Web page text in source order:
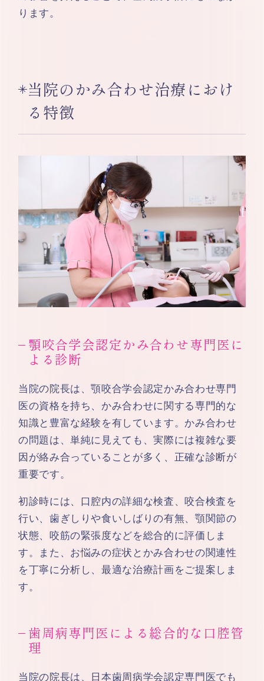
ります。
当院のかみ合わせ治療におけ
る特徴
顎咬合学会認定かみ合わせ専門医に
よる診断
当院の院長は、顎咬合学会認定かみ合わせ専門
医の資格を持ち、かみ合わせに関する専門的な
知識と豊富な経験を有しています。かみ合わせ
の問題は、単純に見えても、実際には複雑な要
因が絡み合っていることが多く、正確な診断が
重要です。
初診時には、口腔内の詳細な検査、咬合検査を
行い、歯ぎしりや食いしばりの有無、顎関節の
状態、咬筋の緊張度などを総合的に評価しま
す。また、お悩みの症状とかみ合わせの関連性
を丁寧に分析し、最適な治療計画をご提案しま
す。
歯周病専門医による総合的な口腔管
理
当院の院長は、日本歯周病学会認定専門医でも